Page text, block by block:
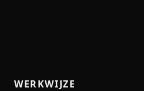
WERKWIJZE